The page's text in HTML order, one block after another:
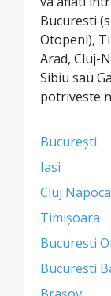
Bucuresti
Otopeni),
Arad, Cluj-
Sibiu sau
potriveste
București
Iasi
Cluj Napoca
Timișoara
Bucuresti
Bucuresti